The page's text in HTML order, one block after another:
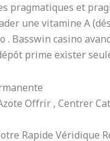
pragmatiques et
une vitamine A
Basswin casino
prime exister
Offrir , Centrer
Rapide Véridique